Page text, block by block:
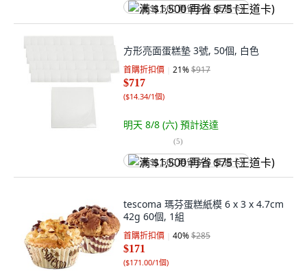
满 $1,500 再省 $75 (王道卡)
方形亮面蛋糕墊 3號, 50個, 白色
首購折扣價 21%$917
$717
($14.34/1個)
明天 8/8 (六) 預計送達
(5)
满 $1,500 再省 $75 (王道卡)
tescoma 瑪芬蛋糕紙模 6 x 3 x 4.7cm
42g 60個, 1組
首購折扣價 40%$285
$171
($171.00/1個)